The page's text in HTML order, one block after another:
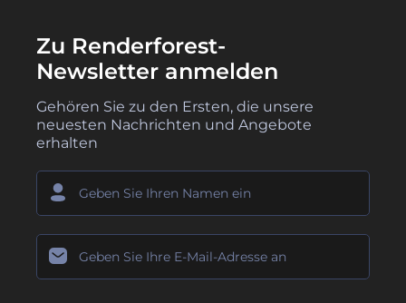
Zu Renderforest-
Newsletter anmelden
Gehören Sie zu den Ersten, die unsere
neuesten Nachrichten und Angebote
erhalten